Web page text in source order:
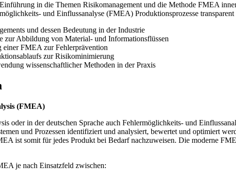
in die Themen Risikomanagement und die Methode FMEA
und Einflussanalyse (FMEA) Produktionsprozesse
und dessen Bedeutung in der Industrie
zur Abbildung von Material- und Informationsflüssen
einer FMEA zur Fehlerprävention
zur Risikominimierung
wissenschaftlicher Methoden in der Praxis
(FMEA)
oder in der deutschen Sprache auch Fehlermöglichkeits- und
und Prozessen identifiziert und analysiert, bewertet und optimiert
ist somit für jedes Produkt bei Bedarf nachzuweisen. Die moderne
je nach Einsatzfeld zwischen: